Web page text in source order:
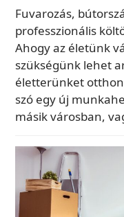
Fuvarozás,
professzionális
Ahogy az életünk
szükségünk lehet
életterünket
szó egy új
másik városban,